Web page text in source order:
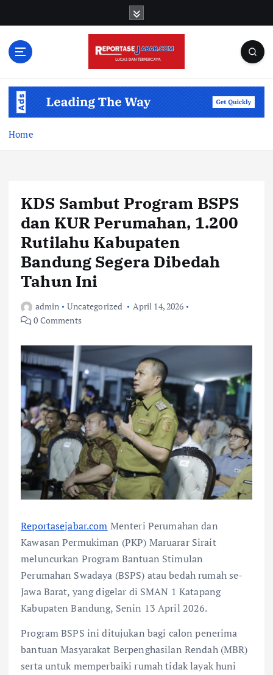
Home
KDS Sambut Program BSPS
dan KUR Perumahan, 1.200
Rutilahu Kabupaten
Bandung Segera Dibedah
Tahun Ini
admin Uncategorized
April 14, 2026
0 Comments
Reportasejabar.com Menteri Perumahan dan
Kawasan Permukiman (PKP) Maruarar Sirait
meluncurkan Program Bantuan Stimulan
Perumahan Swadaya (BSPS) atau bedah rumah se-
Jawa Barat, yang digelar di SMAN 1 Katapang
Kabupaten Bandung, Senin 13 April 2026.
Program BSPS ini ditujukan bagi calon penerima
bantuan Masyarakat Berpenghasilan Rendah (MBR)
serta untuk memperbaiki rumah tidak layak huni